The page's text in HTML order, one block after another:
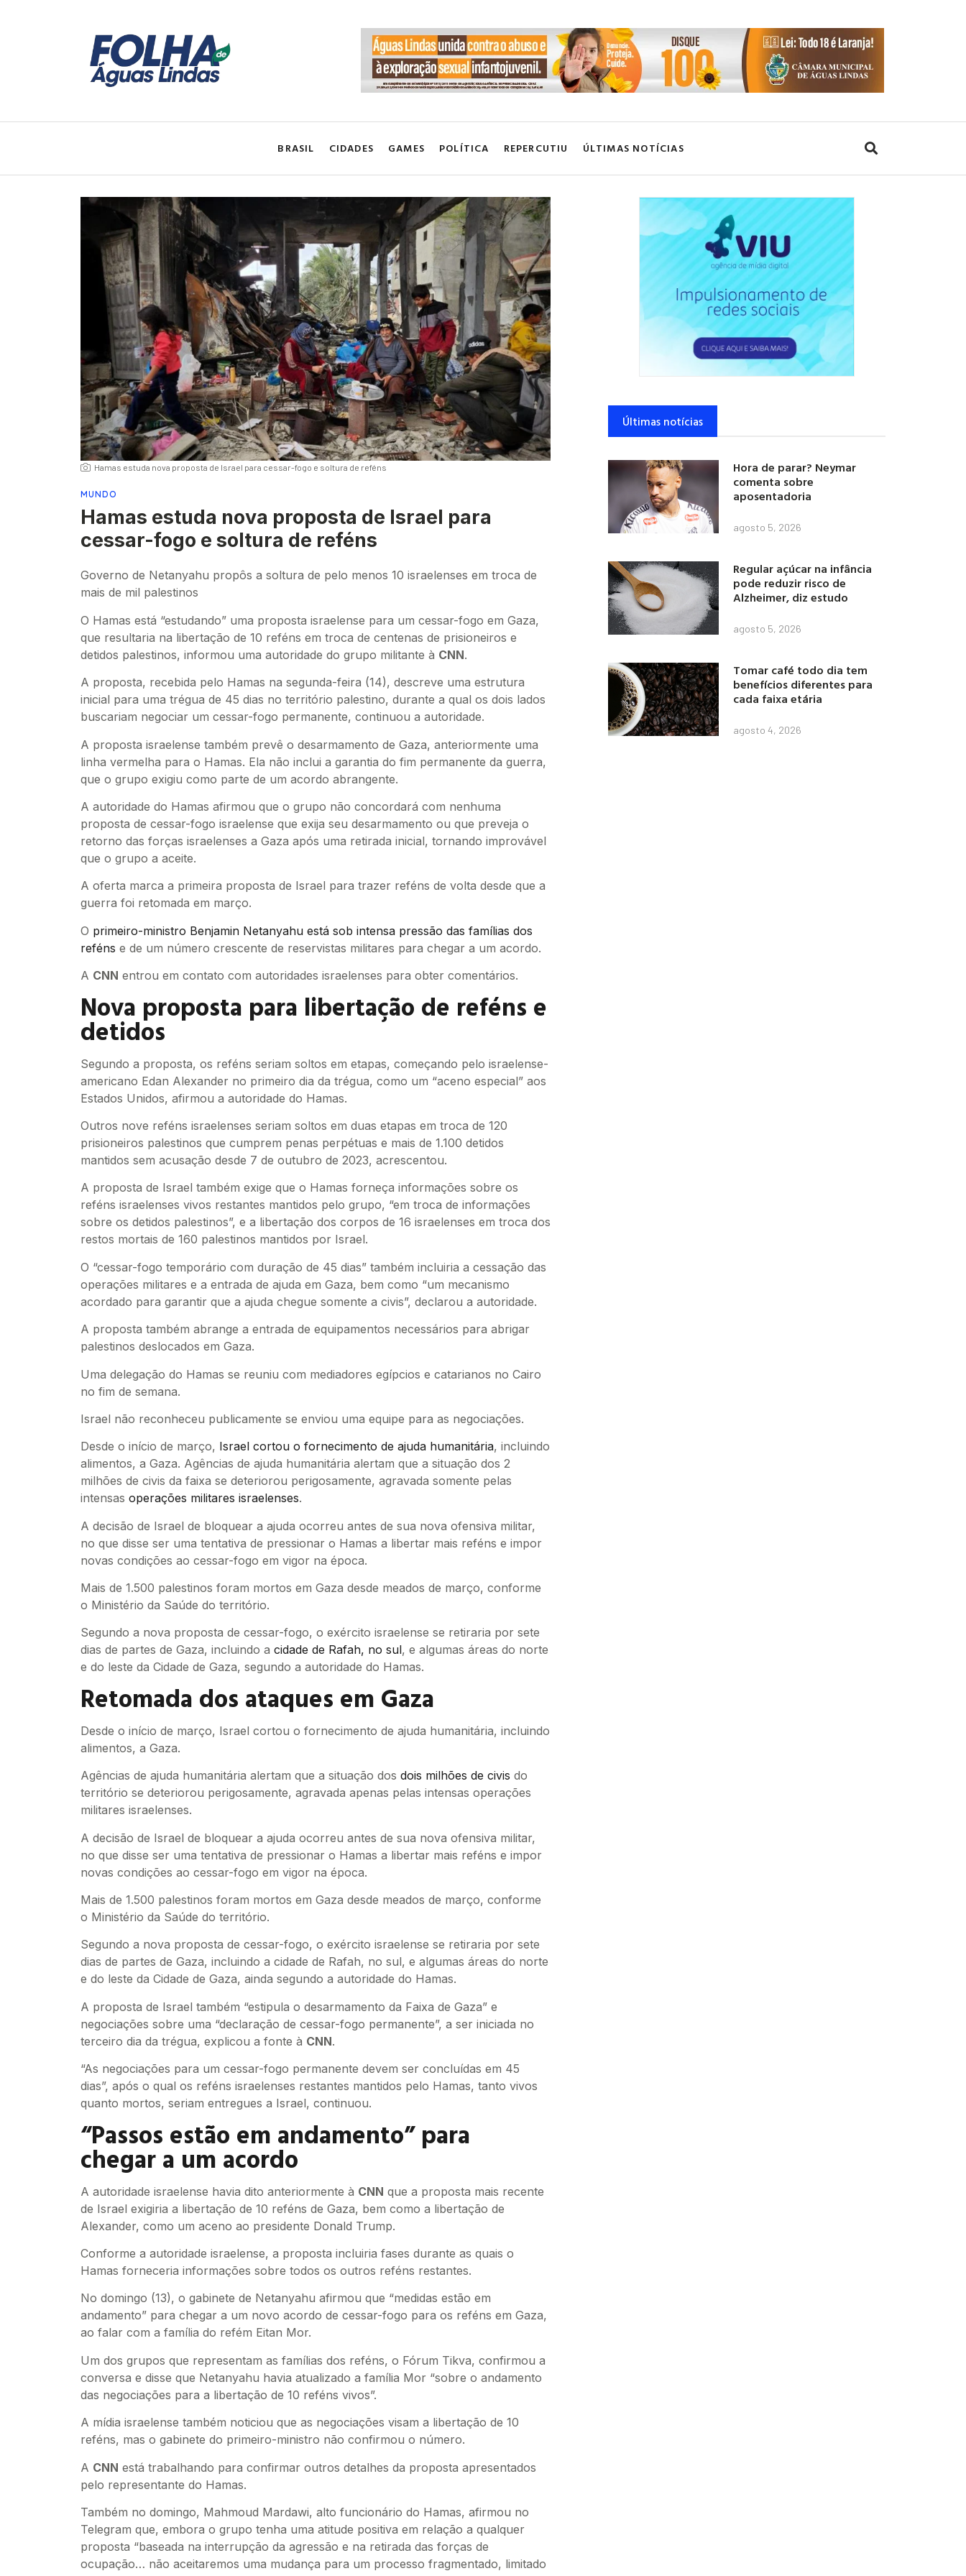
BRASIL CIDADES GAMES POLÍTICA REPERCUTIU ÚLTIMAS NOTÍCIAS
Hamas estuda nova proposta de Israel para cessar-fogo e soltura de reféns
MUNDO
Hamas estuda nova proposta de Israel para
cessar-fogo e soltura de reféns
Governo de Netanyahu propôs a soltura de pelo menos 10 israelenses em troca de
mais de mil palestinos
O Hamas está “estudando” uma proposta israelense para um cessar-fogo em Gaza,
que resultaria na libertação de 10 reféns em troca de centenas de prisioneiros e
detidos palestinos, informou uma autoridade do grupo militante à CNN.
A proposta, recebida pelo Hamas na segunda-feira (14), descreve uma estrutura
inicial para uma trégua de 45 dias no território palestino, durante a qual os dois lados
buscariam negociar um cessar-fogo permanente, continuou a autoridade.
A proposta israelense também prevê o desarmamento de Gaza, anteriormente uma
linha vermelha para o Hamas. Ela não inclui a garantia do fim permanente da guerra,
que o grupo exigiu como parte de um acordo abrangente.
A autoridade do Hamas afirmou que o grupo não concordará com nenhuma
proposta de cessar-fogo israelense que exija seu desarmamento ou que preveja o
retorno das forças israelenses a Gaza após uma retirada inicial, tornando improvável
que o grupo a aceite.
A oferta marca a primeira proposta de Israel para trazer reféns de volta desde que a
guerra foi retomada em março.
O primeiro-ministro Benjamin Netanyahu está sob intensa pressão das famílias dos
reféns e de um número crescente de reservistas militares para chegar a um acordo.
A CNN entrou em contato com autoridades israelenses para obter comentários.
Nova proposta para libertação de reféns e
detidos
Segundo a proposta, os reféns seriam soltos em etapas, começando pelo israelense-
americano Edan Alexander no primeiro dia da trégua, como um “aceno especial” aos
Estados Unidos, afirmou a autoridade do Hamas.
Outros nove reféns israelenses seriam soltos em duas etapas em troca de 120
prisioneiros palestinos que cumprem penas perpétuas e mais de 1.100 detidos
mantidos sem acusação desde 7 de outubro de 2023, acrescentou.
A proposta de Israel também exige que o Hamas forneça informações sobre os
reféns israelenses vivos restantes mantidos pelo grupo, “em troca de informações
sobre os detidos palestinos”, e a libertação dos corpos de 16 israelenses em troca dos
restos mortais de 160 palestinos mantidos por Israel.
O “cessar-fogo temporário com duração de 45 dias” também incluiria a cessação das
operações militares e a entrada de ajuda em Gaza, bem como “um mecanismo
acordado para garantir que a ajuda chegue somente a civis”, declarou a autoridade.
A proposta também abrange a entrada de equipamentos necessários para abrigar
palestinos deslocados em Gaza.
Uma delegação do Hamas se reuniu com mediadores egípcios e catarianos no Cairo
no fim de semana.
Israel não reconheceu publicamente se enviou uma equipe para as negociações.
Desde o início de março, Israel cortou o fornecimento de ajuda humanitária, incluindo
alimentos, a Gaza. Agências de ajuda humanitária alertam que a situação dos 2
milhões de civis da faixa se deteriorou perigosamente, agravada somente pelas
intensas operações militares israelenses.
A decisão de Israel de bloquear a ajuda ocorreu antes de sua nova ofensiva militar,
no que disse ser uma tentativa de pressionar o Hamas a libertar mais reféns e impor
novas condições ao cessar-fogo em vigor na época.
Mais de 1.500 palestinos foram mortos em Gaza desde meados de março, conforme
o Ministério da Saúde do território.
Segundo a nova proposta de cessar-fogo, o exército israelense se retiraria por sete
dias de partes de Gaza, incluindo a cidade de Rafah, no sul, e algumas áreas do norte
e do leste da Cidade de Gaza, segundo a autoridade do Hamas.
Retomada dos ataques em Gaza
Desde o início de março, Israel cortou o fornecimento de ajuda humanitária, incluindo
alimentos, a Gaza.
Agências de ajuda humanitária alertam que a situação dos dois milhões de civis do
território se deteriorou perigosamente, agravada apenas pelas intensas operações
militares israelenses.
A decisão de Israel de bloquear a ajuda ocorreu antes de sua nova ofensiva militar,
no que disse ser uma tentativa de pressionar o Hamas a libertar mais reféns e impor
novas condições ao cessar-fogo em vigor na época.
Mais de 1.500 palestinos foram mortos em Gaza desde meados de março, conforme
o Ministério da Saúde do território.
Segundo a nova proposta de cessar-fogo, o exército israelense se retiraria por sete
dias de partes de Gaza, incluindo a cidade de Rafah, no sul, e algumas áreas do norte
e do leste da Cidade de Gaza, ainda segundo a autoridade do Hamas.
A proposta de Israel também “estipula o desarmamento da Faixa de Gaza” e
negociações sobre uma “declaração de cessar-fogo permanente”, a ser iniciada no
terceiro dia da trégua, explicou a fonte à CNN.
“As negociações para um cessar-fogo permanente devem ser concluídas em 45
dias”, após o qual os reféns israelenses restantes mantidos pelo Hamas, tanto vivos
quanto mortos, seriam entregues a Israel, continuou.
“Passos estão em andamento” para
chegar a um acordo
A autoridade israelense havia dito anteriormente à CNN que a proposta mais recente
de Israel exigiria a libertação de 10 reféns de Gaza, bem como a libertação de
Alexander, como um aceno ao presidente Donald Trump.
Conforme a autoridade israelense, a proposta incluiria fases durante as quais o
Hamas forneceria informações sobre todos os outros reféns restantes.
No domingo (13), o gabinete de Netanyahu afirmou que “medidas estão em
andamento” para chegar a um novo acordo de cessar-fogo para os reféns em Gaza,
ao falar com a família do refém Eitan Mor.
Um dos grupos que representam as famílias dos reféns, o Fórum Tikva, confirmou a
conversa e disse que Netanyahu havia atualizado a família Mor “sobre o andamento
das negociações para a libertação de 10 reféns vivos”.
A mídia israelense também noticiou que as negociações visam a libertação de 10
reféns, mas o gabinete do primeiro-ministro não confirmou o número.
A CNN está trabalhando para confirmar outros detalhes da proposta apresentados
pelo representante do Hamas.
Também no domingo, Mahmoud Mardawi, alto funcionário do Hamas, afirmou no
Telegram que, embora o grupo tenha uma atitude positiva em relação a qualquer
proposta “baseada na interrupção da agressão e na retirada das forças de
ocupação… não aceitaremos uma mudança para um processo fragmentado, limitado
Últimas notícias
Hora de parar? Neymar
comenta sobre
aposentadoria
agosto 5, 2026
Regular açúcar na infância
pode reduzir risco de
Alzheimer, diz estudo
agosto 5, 2026
Tomar café todo dia tem
benefícios diferentes para
cada faixa etária
agosto 4, 2026